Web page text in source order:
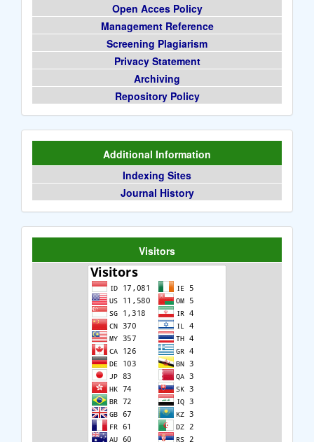
Open Acces Policy
Management Reference
Screening Plagiarism
Privacy Statement
Archiving
Repository Policy
Additional Information
Indexing Sites
Journal History
Visitors